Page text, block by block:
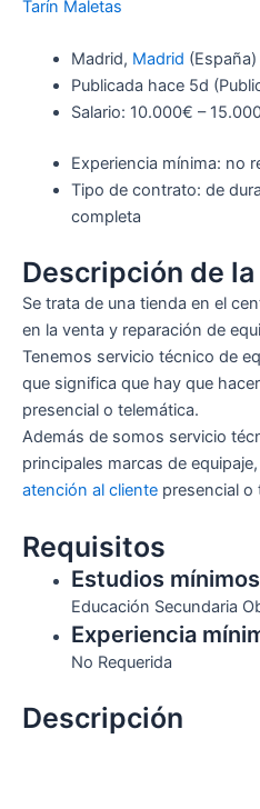
Tarín Maletas
Madrid, Madrid (España)
Publicada hace 5d
Salario: 10.000€ –
Experiencia mínima: no
Tipo de contrato: de
completa
Descripción de
Se trata de una tienda en el
en la venta y reparación de
Tenemos servicio técnico de
que significa que hay que
presencial o telemática.
Además de somos servicio
principales marcas de
atención al cliente presencial o
Requisitos
Estudios mínimos
Educación Secundaria
Experiencia
No Requerida
Descripción